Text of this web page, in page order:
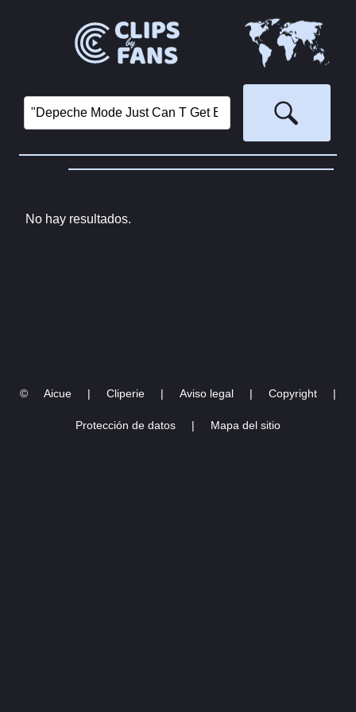
No hay resultados.
© Aicue | Cliperie | Aviso legal | Copyright |
Protección de datos | Mapa del sitio